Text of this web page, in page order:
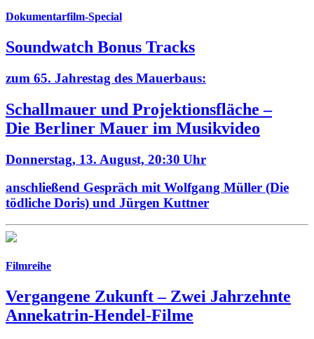
Dokumentarfilm-Special
Soundwatch Bonus Tracks
zum 65. Jahrestag des Mauerbaus:
Schallmauer und Projektionsfläche –
Die Berliner Mauer im Musikvideo
Donnerstag, 13. August, 20:30 Uhr
anschließend Gespräch mit Wolfgang Müller (Die
tödliche Doris) und Jürgen Kuttner
Filmreihe
Vergangene Zukunft – Zwei Jahrzehnte
Annekatrin-Hendel-Filme